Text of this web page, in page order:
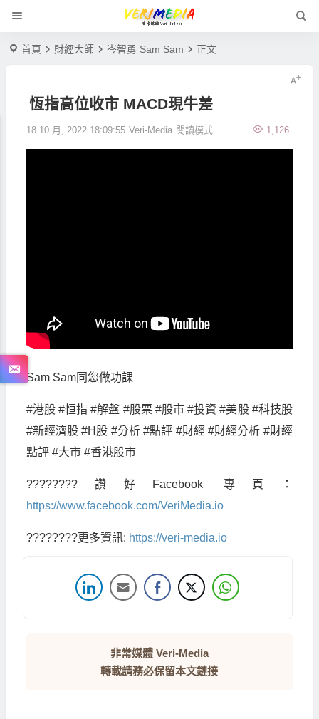
首頁 財經大師 岑智勇 Sam Sam 正文
恆指高位收市 MACD現牛差
18 10 月, 2022 18:09:55 Veri-Media 1,126
閱讀模式
Sam Sam同您做功課
#港股 #恒指 #解盤 #股票 #股市 #投資 #美股 #科技股
#新經濟股 #H股 #分析 #點評 #財經 #財經分析 #財經
點評 #大市 #香港股市
????????讚好Facebook 專頁：
https://www.facebook.com/VeriMedia.io
????????更多資訊: https://veri-media.io
非常媒體 Veri-Media
轉載請務必保留本文鏈接